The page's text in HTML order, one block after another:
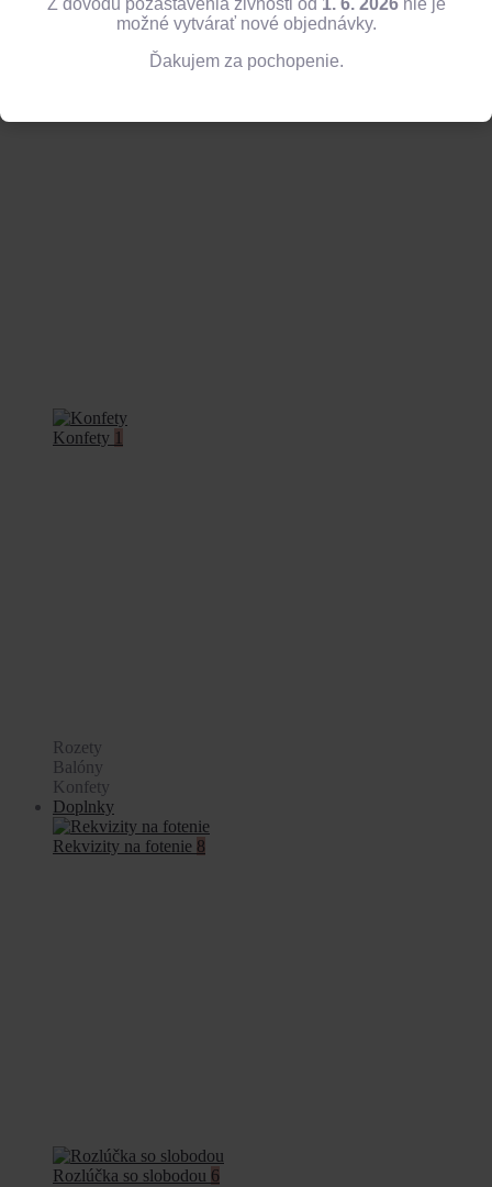
Konfety 1
Rozety
Balóny
Konfety
Doplnky
Rekvizity na fotenie 8
Rozlúčka so slobodou 6
Z dôvodu pozastavenia živnosti od 1. 6. 2026nie je
možné vytvárať nové objednávky.
Ďakujem za pochopenie.